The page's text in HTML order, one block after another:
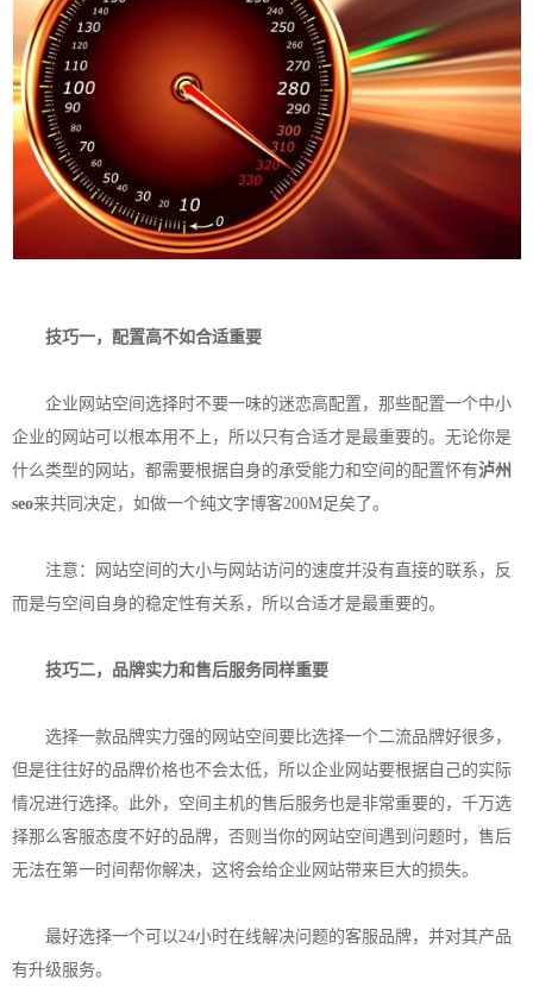
技巧一，配置高不如合适重要
企业网站空间选择时不要一味的迷恋高配置，那些配置一个中小
企业的网站可以根本用不上，所以只有合适才是最重要的。无论你是
什么类型的网站，都需要根据自身的承受能力和空间的配置怀有泸州
seo来共同决定，如做一个纯文字博客200M足矣了。
注意：网站空间的大小与网站访问的速度并没有直接的联系，反
而是与空间自身的稳定性有关系，所以合适才是最重要的。
技巧二，品牌实力和售后服务同样重要
选择一款品牌实力强的网站空间要比选择一个二流品牌好很多，
但是往往好的品牌价格也不会太低，所以企业网站要根据自己的实际
情况进行选择。此外，空间主机的售后服务也是非常重要的，千万选
择那么客服态度不好的品牌，否则当你的网站空间遇到问题时，售后
无法在第一时间帮你解决，这将会给企业网站带来巨大的损失。
最好选择一个可以24小时在线解决问题的客服品牌，并对其产品
有升级服务。